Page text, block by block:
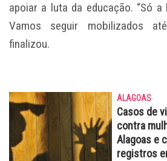
apoiar a luta da educação. “Só
Vamos seguir mobilizados
finalizou.
ALAGOAS
Casos de
contra
Alagoas e
registros